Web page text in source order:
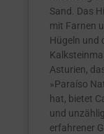
Sand. Das
mit Farnen
Hügeln und
Asturien,
»Paraíso
hat, bietet
und
erfahrener